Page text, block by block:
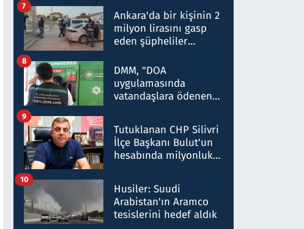
ifadelerinden ortaya
çıkan tablo şok etti
Ankara'da bir kişinin 2
milyon lirasını gasp
eden şüpheliler
7
DMM, "DOA
uygulamasında
vatandaşlara ödenen
düşürüldüğü" iddiasını
yalanladı
8
Tutuklanan CHP Silivri
İlçe Başkanı Bulut'un
hesabında milyonluk
talimat verdi, ben
gönderdim
9
Husiler: Suudi
Arabistan'ın Aramco
tesislerini hedef aldık
10